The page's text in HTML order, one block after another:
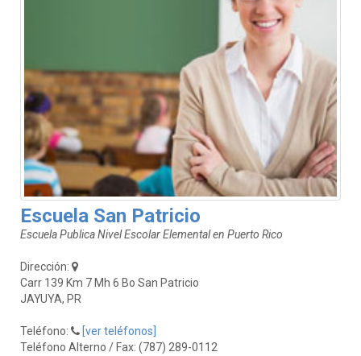
Escuela San Patricio
Escuela Publica Nivel Escolar Elemental en Puerto Rico
Dirección:
Carr 139 Km 7 Mh 6 Bo San Patricio
JAYUYA, PR
Teléfono:
[ver teléfonos]
Teléfono Alterno / Fax: (787) 289-0112